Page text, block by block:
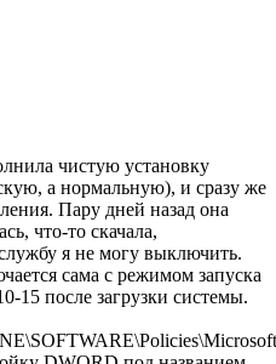
чистую установку
а нормальную), и сразу же
Пару дней назад она
что-то скачала,
я не могу выключить.
сама с режимом запуска
15 после загрузки системы.